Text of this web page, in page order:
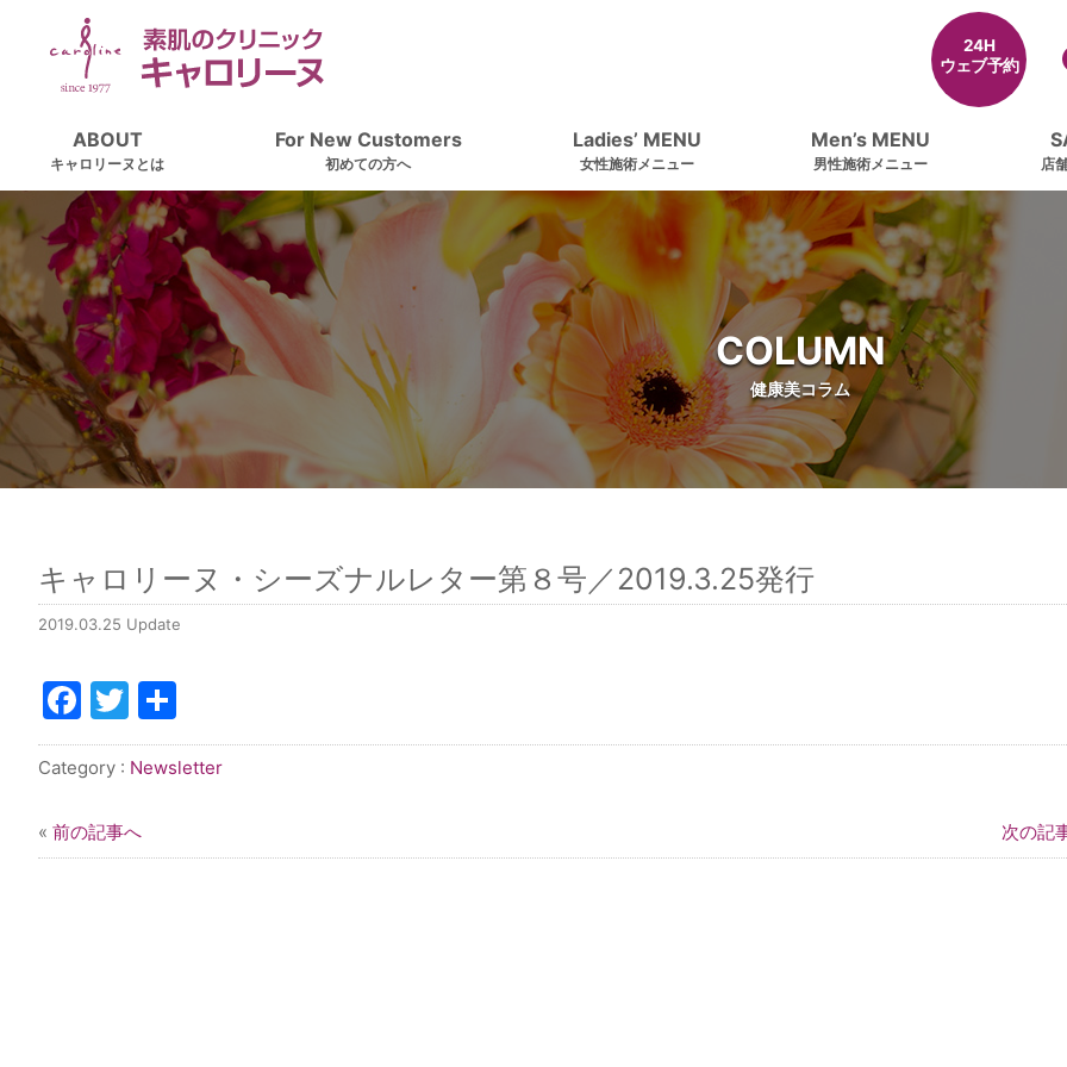
ABOUT
キャロリーヌとは
For New Customers
初めての方へ
Ladies’ MENU
女性施術メニュー
Men’s MENU
男性施術メニュー 店
24H
ウェブ予約
COLUMN
健康美コラム
キャロリーヌ・シーズナルレター第８号／2019.3.25発行
2019.03.25 Update
Facebook
Twitter
有
Category : Newsletter
« 前の記事へ 次の記